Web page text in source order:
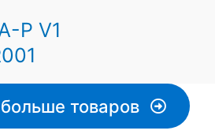
P V1
товаров